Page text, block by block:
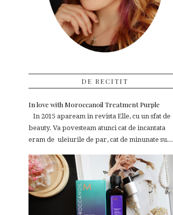
DE RECITIT
In love with Moroccanoil Treatment Purple
In 2015 apaream in revista Elle, cu un sfat de
beauty. Va povesteam atunci cat de incantata
eram de uleiurile de par, cat de minunate su...